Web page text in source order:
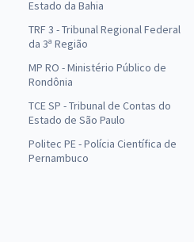
Estado da Bahia
TRF 3 - Tribunal Regional Federal
da 3ª Região
MP RO - Ministério Público de
Rondônia
TCE SP - Tribunal de Contas do
Estado de São Paulo
Politec PE - Polícia Científica de
Pernambuco